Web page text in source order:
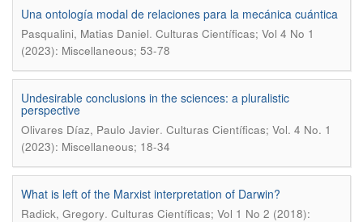
Una ontología modal de relaciones para la mecánica cuántica
Pasqualini, Matias Daniel. Culturas Científicas; Vol 4 No 1
(2023): Miscellaneous; 53-78
Undesirable conclusions in the sciences: a pluralistic
perspective
Olivares Díaz, Paulo Javier. Culturas Científicas; Vol. 4 No. 1
(2023): Miscellaneous; 18-34
What is left of the Marxist interpretation of Darwin?
Radick, Gregory. Culturas Científicas; Vol 1 No 2 (2018):